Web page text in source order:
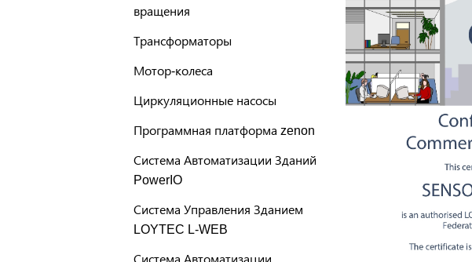
вращения
Трансформаторы
Мотор-колеса
Циркуляционные насосы
Программная платформа zenon
Система Автоматизации Зданий
PowerIO
Система Управления Зданием
LOYTEC L-WEB
Система Автоматизации